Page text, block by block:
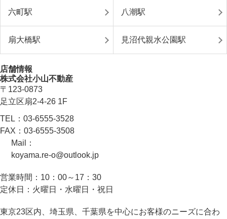
六町駅 八潮駅
扇大橋駅 見沼代親水公園駅
店舗情報
株式会社小山不動産
〒123-0873
足立区扇2-4-26 1F
TEL： 03-6555-3528
FAX： 03-6555-3508
Mail：
koyama.re-o@outlook.jp
営業時間： 10：00～17：30
定休日： 火曜日・水曜日・祝日
東京23区内、埼玉県、千葉県を中心にお客様のニーズに合わ